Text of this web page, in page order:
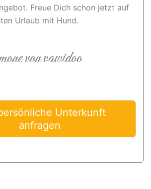
Freue Dich schon jetzt auf
Urlaub mit Hund.
von vawidoo
Unterkunft
anfragen